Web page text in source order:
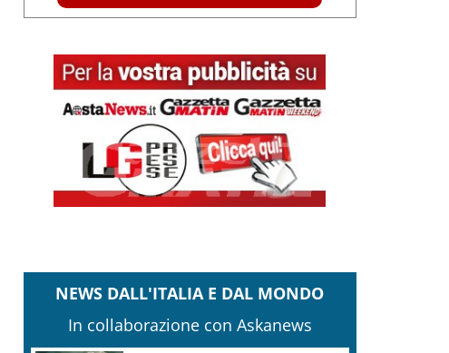
NEWS DALL'ITALIA E DAL MONDO
In collaborazione con Askanews